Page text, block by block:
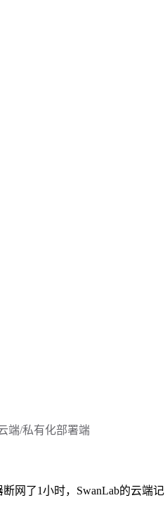
端/私有化部署端
网了1小时，SwanLab的云端